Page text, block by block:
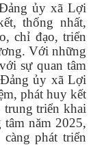
ủy xã Lợi
thống nhất,
chỉ đạo, triển
Với những
sự quan tâm
ủy xã Lợi
phát huy kết
trung triển khai
năm 2025,
phát triển